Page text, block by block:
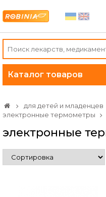
Каталог товаров
для детей и младенцев
электронные термометры
электронные